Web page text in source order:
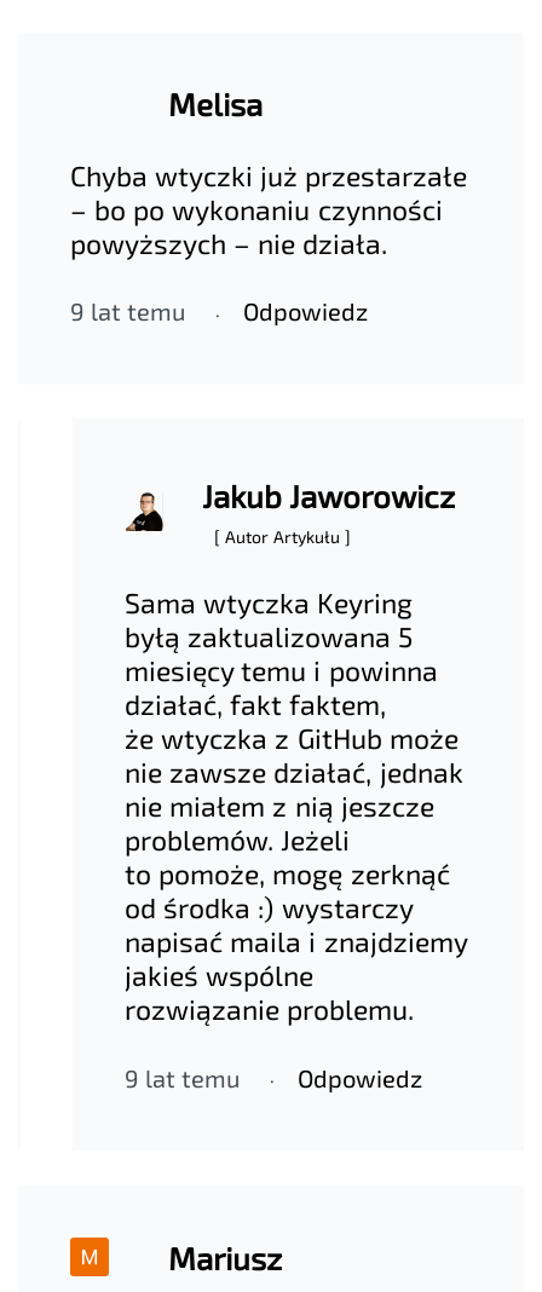
Melisa
Chyba wtyczki już przestarzałe
– bo po wykonaniu czynności
powyższych – nie działa.
9 lat temu Odpowiedz
Jakub Jaworowicz
[ Autor Artykułu ]
Sama wtyczka Keyring
byłą zaktualizowana 5
miesięcy temu i powinna
działać, fakt faktem,
że wtyczka z GitHub może
nie zawsze działać, jednak
nie miałem z nią jeszcze
problemów. Jeżeli
to pomoże, mogę zerknąć
od środka :) wystarczy
napisać maila i znajdziemy
jakieś wspólne
rozwiązanie problemu.
9 lat temu Odpowiedz
Mariusz